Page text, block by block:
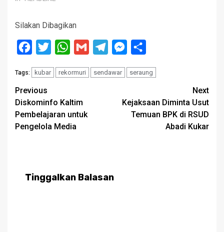
Silakan Dibagikan
Facebook
Twitter WhatsApp
Gmail TelegramMessenger
Tags: kubar rekormuri sendawar seraung
Post
navigation
Previous
Diskominfo Kaltim
Pembelajaran untuk
Pengelola Media
Next
Kejaksaan Diminta Usut
Temuan BPK di RSUD
Abadi Kukar
Tinggalkan Balasan